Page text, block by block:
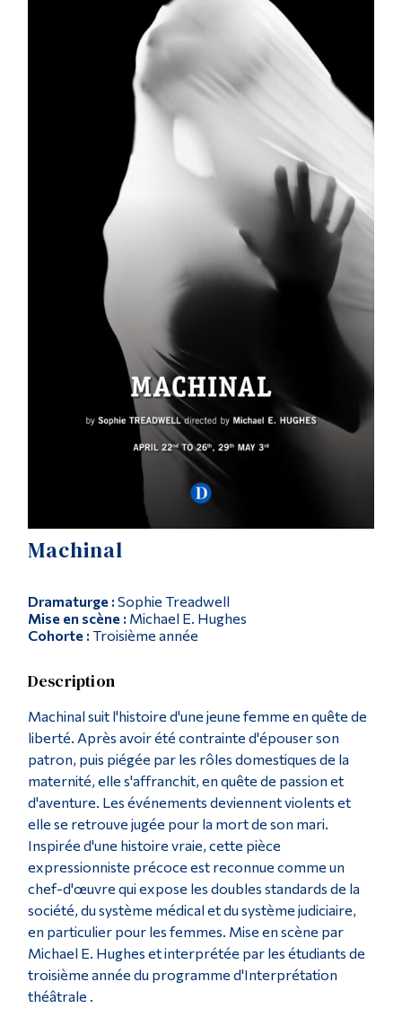
Machinal
Dramaturge : Sophie Treadwell
Mise en scène : Michael E. Hughes
Cohorte : Troisième année
Description
Machinal suit l'histoire d'une jeune femme en quête de
liberté. Après avoir été contrainte d'épouser son
patron, puis piégée par les rôles domestiques de la
maternité, elle s'affranchit, en quête de passion et
d'aventure. Les événements deviennent violents et
elle se retrouve jugée pour la mort de son mari.
Inspirée d'une histoire vraie, cette pièce
expressionniste précoce est reconnue comme un
chef-d'œuvre qui expose les doubles standards de la
société, du système médical et du système judiciaire,
en particulier pour les femmes. Mise en scène par
Michael E. Hughes et interprétée par les étudiants de
troisième année du programme d'Interprétation
théâtrale .
Formation continue
La vie à Dawson
Qui vous êtes
Étudiants actuels
Corps enseignant et
personnel administratif
Diplômé·es et visiteur·euses